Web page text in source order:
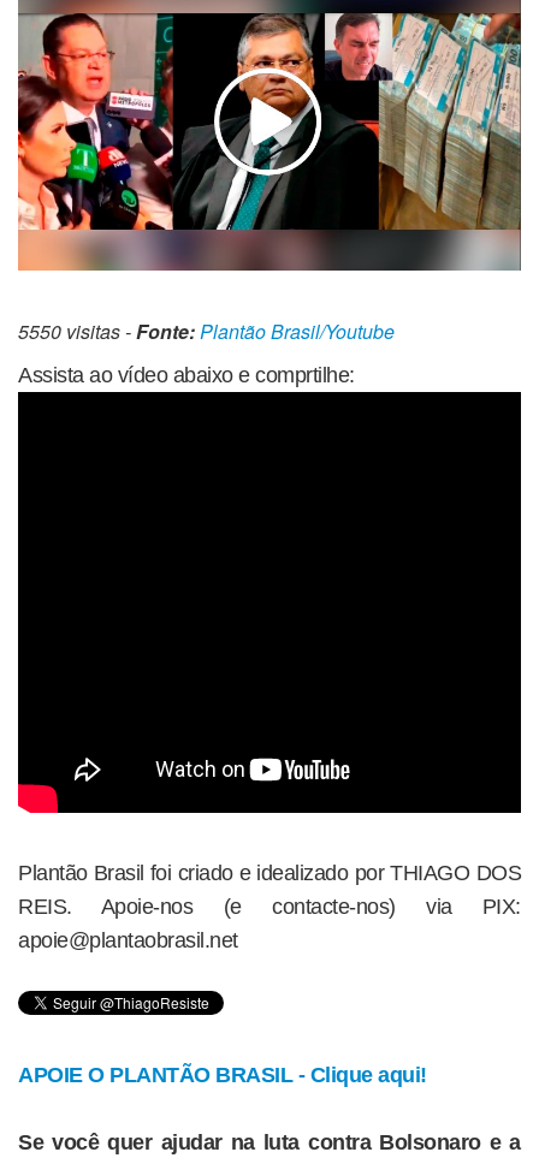
5550 visitas -Fonte:Plantão Brasil/Youtube
Assista ao vídeo abaixo e comprtilhe:
Plantão Brasil foi criado e idealizado por THIAGO DOS
REIS. Apoie-nos (e contacte-nos) via PIX:
apoie@plantaobrasil.net
APOIE O PLANTÃO BRASIL - Clique aqui!
Se você quer ajudar na luta contra Bolsonaro e a